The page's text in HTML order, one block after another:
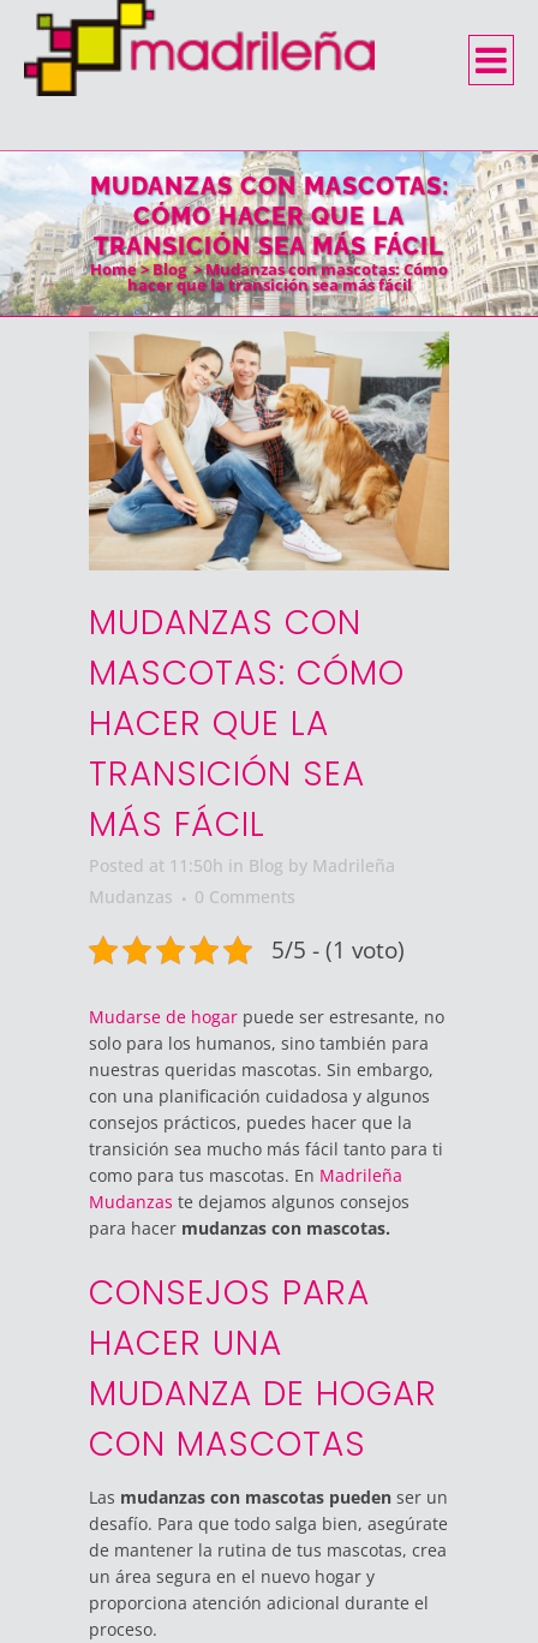
MUDANZAS CON MASCOTAS:
CÓMO HACER QUE LA
TRANSICIÓN SEA MÁS FÁCIL
Home>Blog>Mudanzas con mascotas: Cómo
hacer que la transición sea más fácil
MUDANZAS CON
MASCOTAS: CÓMO
HACER QUE LA
TRANSICIÓN SEA
MÁS FÁCIL
Posted at 11:50h in Blog by Madrileña
Mudanzas
0 Comments
5/5 - (1 voto)
Mudarse de hogar puede ser estresante, no
solo para los humanos, sino también para
nuestras queridas mascotas. Sin embargo,
con una planificación cuidadosa y algunos
consejos prácticos, puedes hacer que la
transición sea mucho más fácil tanto para ti
como para tus mascotas. En Madrileña
Mudanzas te dejamos algunos consejos
para hacer mudanzas con mascotas.
CONSEJOS PARA
HACER UNA
MUDANZA DE HOGAR
CON MASCOTAS
Las mudanzas con mascotas pueden ser un
desafío. Para que todo salga bien, asegúrate
de mantener la rutina de tus mascotas, crea
un área segura en el nuevo hogar y
proporciona atención adicional durante el
proceso.